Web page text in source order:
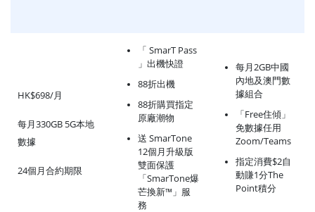
HK$698/月
每月330GB 5G本地
數據
24個月合約期限
「 SmarT Pass
」出機快證
88折出機
88折購買指定
原廠潮物
送 SmarTone
12個月升級版
雙面保護
「SmarTone爆
芒換新™」服
務
每月2GB中國
內地及澳門數
據組合
「Free住傾」
免數據任用
Zoom/Teams
指定消費$2自
動賺1分The
Point積分